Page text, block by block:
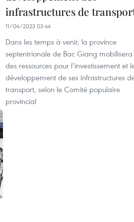
infrastructures de
11/04/2023 03:44
Dans les temps à venir, la province
septentrionale de Bac Giang mobilisera
des ressources pour l’investissement et
développement de ses infrastructures
transport, selon le Comité populaire
provincial